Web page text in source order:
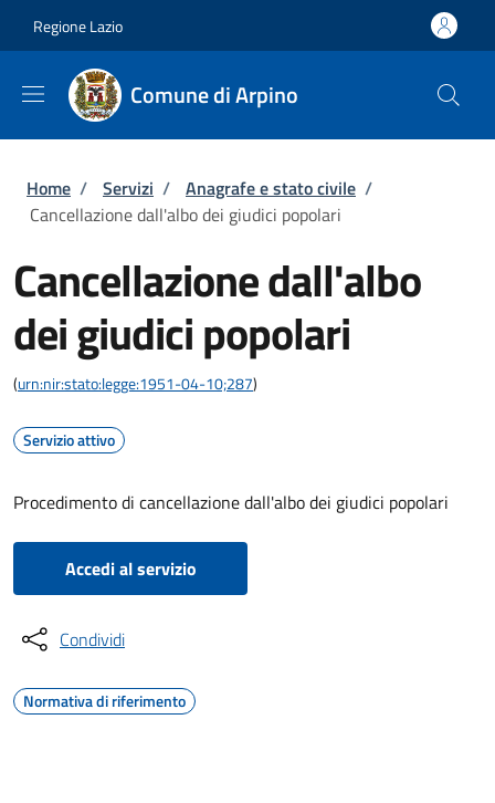
Regione Lazio
Comune di Arpino
Briciole di pane
Home / Servizi / Anagrafe e stato civile /
Cancellazione dall'albo dei giudici popolari
Cancellazione dall'albo
dei giudici popolari
(urn:nir:stato:legge:1951-04-10;287)
Servizio attivo
Procedimento di cancellazione dall'albo dei giudici popolari
Accedi al servizio
Condividi
Normativa di riferimento